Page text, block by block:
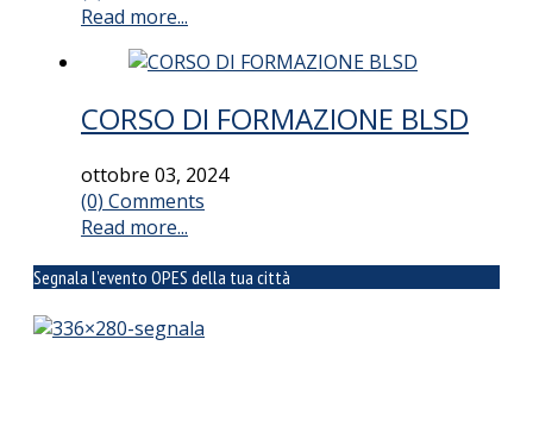
Read more...
CORSO DI FORMAZIONE BLSD
ottobre 03, 2024
(0) Comments
Read more...
Segnala l’evento OPES della tua città